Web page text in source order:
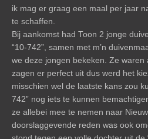
ik mag er graag een maal per jaar
te schaffen.
Bij aankomst had Toon 2 jonge
“10-742”, samen met m’n
we deze jongen bekeken. Ze waren
zagen er perfect uit dus werd het
misschien wel de laatste kans zou
742” nog iets te kunnen
ze allebei mee te nemen naar
doorslaggevende reden was ook